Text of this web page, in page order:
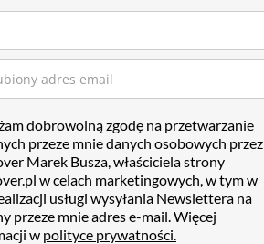
dobrowolną zgodę na przetwarzanie
przeze mnie danych osobowych przez
Marek Busza, właściciela strony
w celach marketingowych, w tym w
usługi wysyłania Newslettera na
przeze mnie adres e-mail. Więcej
w polityce prywatności.